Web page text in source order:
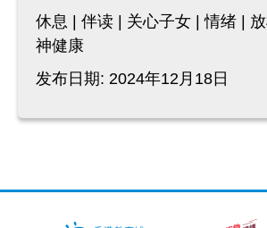
休息
伴读 关心子女 情绪
神健康
发布日期: 2024年12月18日